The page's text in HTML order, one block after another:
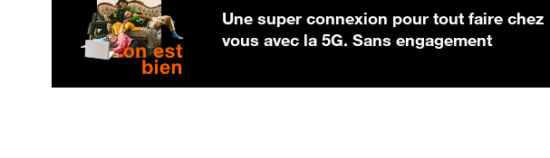
Une super connexion pour tout faire chez
vous avec la 5G. Sans engagement